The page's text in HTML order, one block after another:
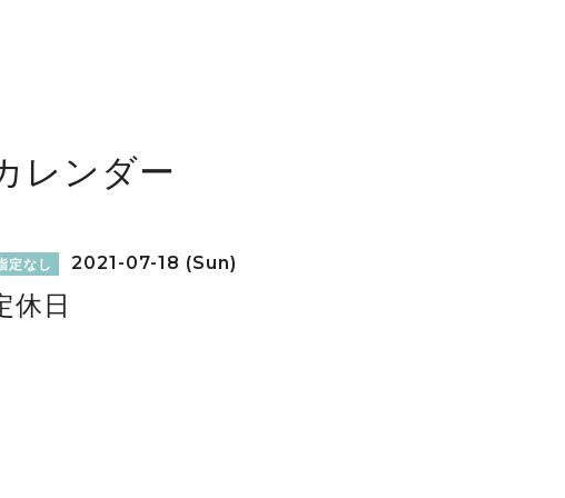
レンダー
定なし 2021-07-18 (Sun)
休日